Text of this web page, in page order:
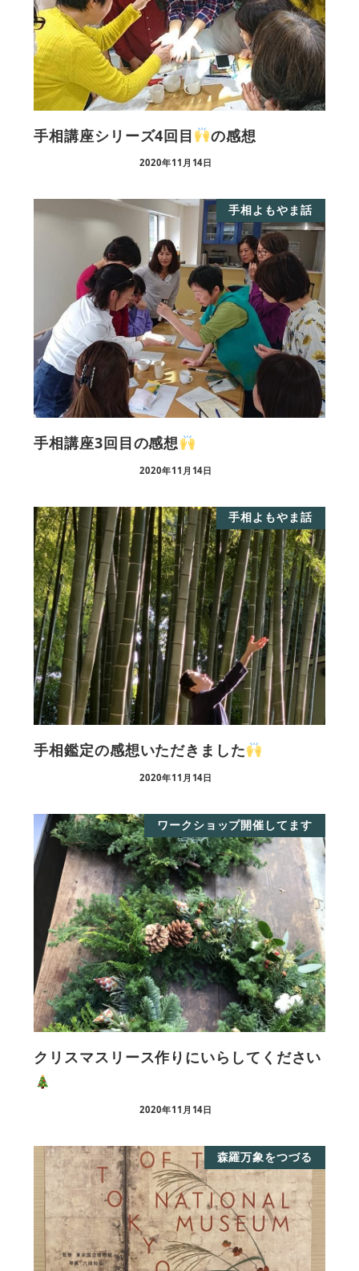
手相講座シリーズ4回目 の感想
2020年11月14日
手相よもやま話
手相講座3回目の感想
2020年11月14日
手相よもやま話
手相鑑定の感想いただきました
2020年11月14日
ワークショップ開催してます
クリスマスリース作りにいらしてください
2020年11月14日
森羅万象をつづる